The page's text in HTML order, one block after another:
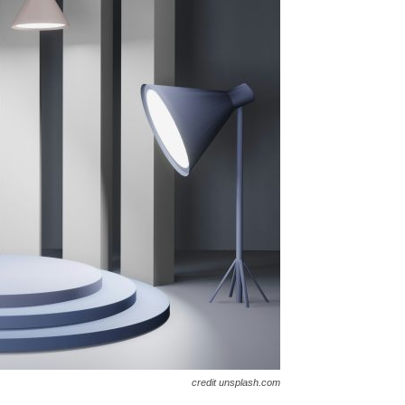
credit unsplash.com